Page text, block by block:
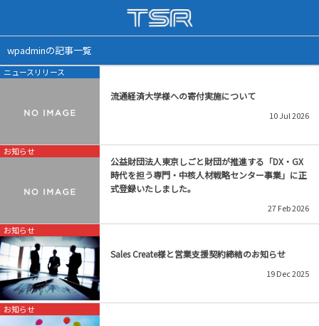
wpadminの記事一覧
ニュースリリース
流通経済大学様への寄付実施について
10Jul2026
お知らせ
公益財団法人東京しごと財団が推進する「DX・GX
時代を担う専門・中核人材戦略センター事業」に正
式登録いたしました。
27Feb2026
お知らせ
Sales Create様と営業支援契約締結のお知らせ
19Dec2025
お知らせ
会社概要
トップからのご挨拶
沿革
インターンシップ
新卒・未経験者採用
中途採用